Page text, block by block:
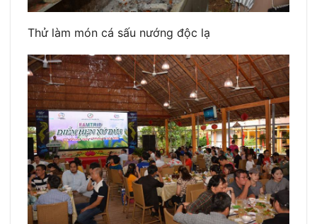
Thử làm món cá sấu nướng độc lạ